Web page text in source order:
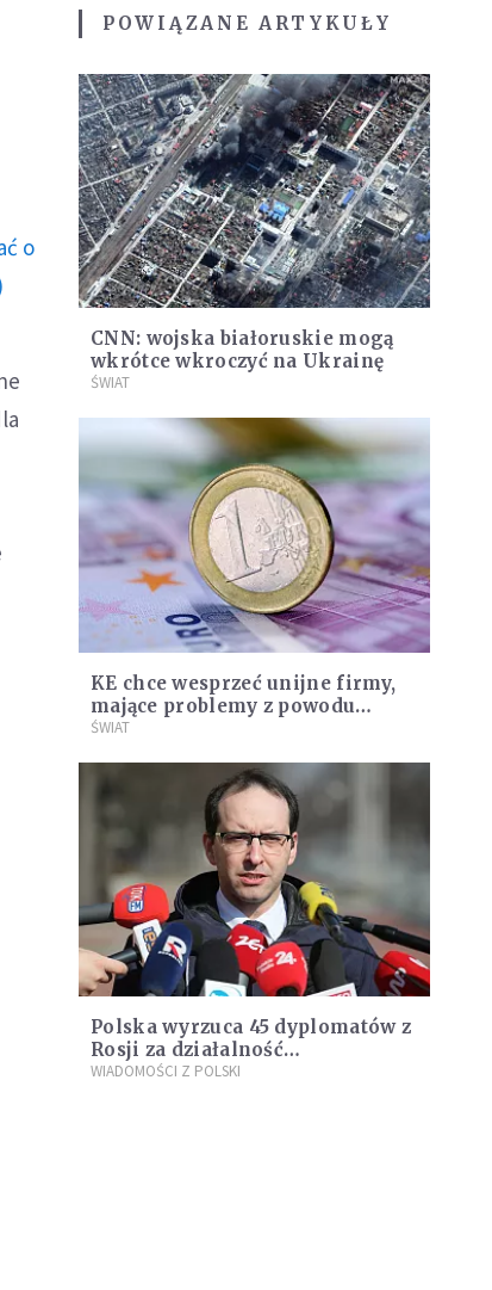
o
POWIĄZANE ARTYKUŁY
CNN: wojska białoruskie mogą
wkrótce wkroczyć na Ukrainę
ŚWIAT
KE chce wesprzeć unijne firmy,
mające problemy z powodu
sankcji nałożonych na Rosję
ŚWIAT
Polska wyrzuca 45 dyplomatów z
Rosji za działalność
wywiadowczą
WIADOMOŚCI Z POLSKI